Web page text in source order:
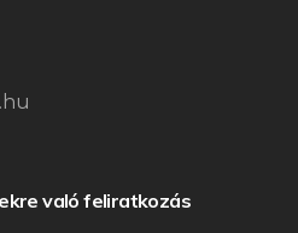
való feliratkozás